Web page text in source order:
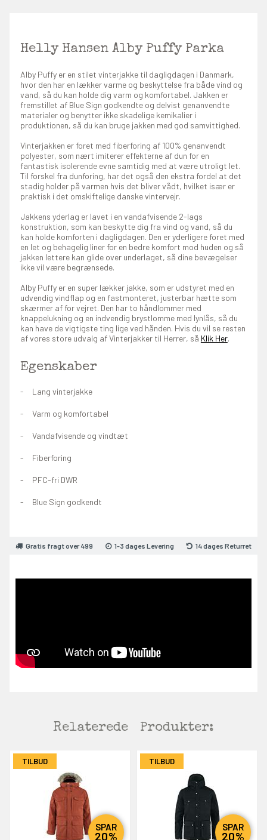
Helly Hansen Alby Puffy Parka
Alby Puffy er en stilet vinterjakke til dagligdagen i Danmark,
hvor den har en lækker varme og beskyttelse fra både vind og
vand, så du kan holde dig varm og komfortabel. Jakken er
fremstillet af Blue Sign godkendte og delvist genanvendte
materialer og benytter ikke skadelige kemikalier i
produktionen, så du kan bruge jakken med god samvittighed.
Vinterjakken er foret med fiberforing af 100% genanvendt
polyester, som nært imiterer effekterne af dun for en
fantastisk isolerende evne samtidig med at være utroligt let.
Til forskel fra dunforing, har det også den ekstra fordel at det
stadig holder på varmen hvis det bliver vådt, hvilket især er
praktisk i det omskiftelige danske vintervejr.
Jakkens yderlag er lavet i en vandafvisende 2-lags
konstruktion, som kan beskytte dig fra vind og vand, så du
kan holde komforten i dagligdagen. Den er yderligere foret med
en let og behagelig liner for en bedre komfort mod huden og så
jakken lettere kan glide over underlaget, så dine bevægelser
ikke vil være begrænsede.
Alby Puffy er en super lækker jakke, som er udstyret med en
udvendig vindflap og en fastmonteret, justerbar hætte som
skærmer af for vejret. Den har to håndlommer med
knappelukning og en indvendig brystlomme med lynlås, så du
kan have de vigtigste ting lige ved hånden. Hvis du vil se resten
af vores store udvalg af Vinterjakker til Herrer, så Klik Her.
Egenskaber
Lang vinterjakke
Varm og komfortabel
Vandafvisende og vindtæt
Fiberforing
PFC-fri DWR
Blue Sign godkendt
Gratis fragt over 499 1-3 dages Levering 14 dages Returret
Relaterede Produkter:
TILBUD
SPAR
20%
TILBUD
SPAR
20%